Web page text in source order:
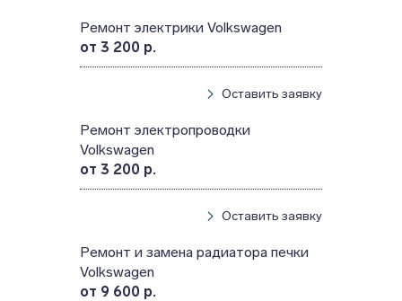
Ремонт электрики Volkswagen
от 3 200 р.
Оставить заявку
Ремонт электропроводки
Volkswagen
от 3 200 р.
Оставить заявку
Ремонт и замена радиатора печки
Volkswagen
от 9 600 р.